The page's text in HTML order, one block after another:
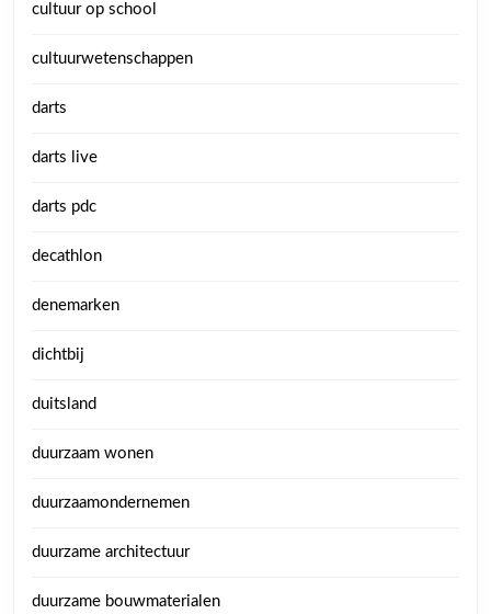
cultuur op school
cultuurwetenschappen
darts
darts live
darts pdc
decathlon
denemarken
dichtbij
duitsland
duurzaam wonen
duurzaamondernemen
duurzame architectuur
duurzame bouwmaterialen